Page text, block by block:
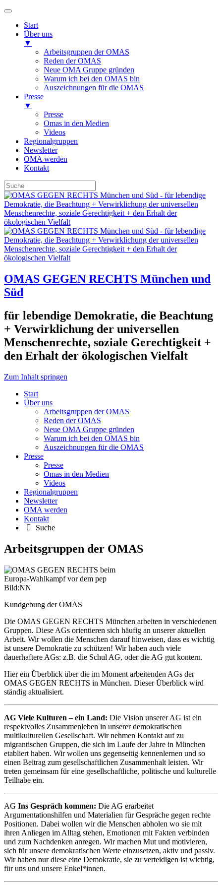
Start
Über uns
▼
Arbeitsgruppen der OMAS
Reden der OMAS
Neue OMA Gruppe gründen
Warum ich bei den OMAS bin
Auszeichnungen für die OMAS
Presse
▼
Presse
Omas in den Medien
Videos
Regionalgruppen
Newsletter
OMA werden
Kontakt
OMAS GEGEN RECHTS München und
Süd
für lebendige Demokratie, die Beachtung
+ Verwirklichung der universellen
Menschenrechte, soziale Gerechtigkeit +
den Erhalt der ökologischen Vielfalt
Zum Inhalt springen
Start
Über uns
Arbeitsgruppen der OMAS
Reden der OMAS
Neue OMA Gruppe gründen
Warum ich bei den OMAS bin
Auszeichnungen für die OMAS
Presse
Presse
Omas in den Medien
Videos
Regionalgruppen
Newsletter
OMA werden
Kontakt
Suche
Arbeitsgruppen der OMAS
Kundgebung der OMAS
Die OMAS GEGEN RECHTS München arbeiten in verschiedenen
Gruppen. Diese AGs orientieren sich häufig an unserer aktuellen
Arbeit. Wir wollen die Menschen darauf hinweisen, dass es wichtig
ist unsere Demokratie zu schützen! Wir haben auch viele
dauerhaftere AGs: z.B. die Schul AG, oder die AG gut kontern.
Hier ein Überblick über die im Moment arbeitenden AGs der
OMAS GEGEN RECHTS in München. Dieser Überblick wird
ständig aktualisiert.
AG Viele Kulturen – ein Land: Die Vision unserer AG ist ein
respektvolles Zusammenleben in unserer demokratischen
multikulturellen Gesellschaft. Wir nehmen Kontakt auf zu
migrantischen Gruppen, die sich im Laufe der Jahre in München
etabliert haben. Wir wollen uns gegenseitig kennenlernen und so
einen Beitrag zum gesellschaftlichen Zusammenhalt leisten. Wir
treten gemeinsam für eine gesellschaftliche, politische und kulturelle
Teilhabe ein.
AG Ins Gespräch kommen: Die AG erarbeitet
Argumentationshilfen und Materialien für Gespräche gegen rechte
Positionen. Dabei wollen wir die Menschen abholen wo sie mit
ihren Anliegen im Alltag stehen, Emotionen mit Fakten verbinden
und zum Nachdenken anregen. Wir machen Mut und motivieren,
sich für unsere demokratischen Werte einzusetzen, aktiv und passiv.
Wir haben nur diese eine Demokratie, sie zu verteidigen ist wichtig,
für uns und unsere Enkel*innen.